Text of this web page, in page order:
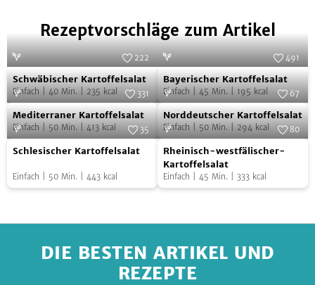
Rezeptvorschläge zum Artikel
Schwäbischer
Kartoffelsalat
Foto:SevenCooks
222
Schwäbischer Kartoffelsalat
Einfach 40 Min. 235 kcal
Bayerischer
Kartoffelsalat
Foto:SevenCooks
491
Bayerischer Kartoffelsalat
Einfach 45 Min. 195 kcal
Mediterraner
Kartoffelsalat
Foto:SevenCooks
331
Mediterraner Kartoffelsalat
Einfach 50 Min. 413 kcal
Norddeutscher
Kartoffelsalat
Foto:SevenCooks
67
Norddeutscher Kartoffelsalat
Einfach 50 Min. 294 kcal
Schlesischer
Foto: SevenCooks
35
Schlesischer Kartoffelsalat
Einfach 50 Min. 443 kcal
Rheinisch-
westfälischer-
Kartoffelsalat
Foto: SevenCooks
80
Rheinisch-westfälischer-
Kartoffelsalat
Einfach 45 Min. 333 kcal
DIE BESTEN ARTIKEL UND
REZEPTE